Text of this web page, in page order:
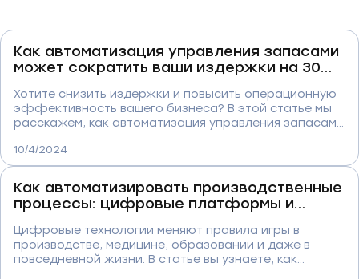
Как автоматизация управления запасами
может сократить ваши издержки на 30%
Хотите снизить издержки и повысить операционную
эффективность вашего бизнеса? В этой статье мы
расскажем, как автоматизация управления запасами
оптимизировать процессы закупок и повысить
точность прогнозирования спроса. Вы узнаете о
лучших инструментах для автоматизации, успешных
кейсах и том, как внедрение современных решений
приводит к увеличению прибыли и улучшению
качества обслуживания клиентов.
10/4/2024
Как автоматизировать производственные
процессы: цифровые платформы и
Цифровые технологии меняют правила игры в
производстве, медицине, образовании и даже в
повседневной жизни. В статье вы узнаете, как